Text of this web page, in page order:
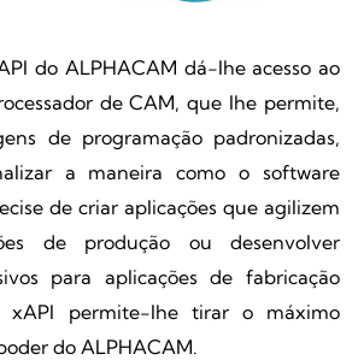
do ALPHACAM dá-lhe acesso ao
de CAM, que lhe permite,
de programação padronizadas,
a maneira como o software
de criar aplicações que agilizem
de produção ou desenvolver
para aplicações de fabricação
xAPI permite-lhe tirar o máximo
do ALPHACAM.